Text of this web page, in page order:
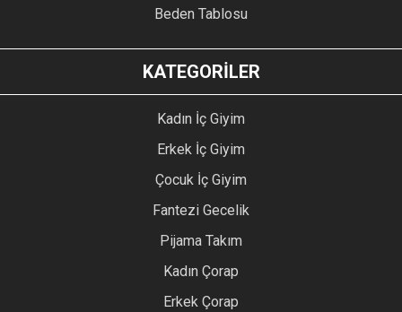
Beden Tablosu
KATEGORİLER
Kadın İç Giyim
Erkek İç Giyim
Çocuk İç Giyim
Fantezi Gecelik
Pijama Takım
Kadın Çorap
Erkek Çorap